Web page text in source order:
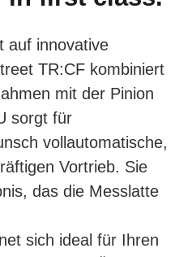
auf innovative
TR:CF kombiniert
mit der Pinion
sorgt für
vollautomatische,
Vortrieb. Sie
das die Messlatte
sich ideal für Ihren